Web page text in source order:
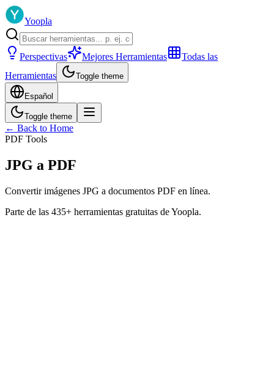
Yoopla
Perspectivas Mejores Herramientas
Todas las
Herramientas
Toggle theme
Español
Toggle theme
← Back to Home
PDF Tools
JPG a PDF
Convertir imágenes JPG a documentos PDF en línea.
Parte de las 435+ herramientas gratuitas de Yoopla.